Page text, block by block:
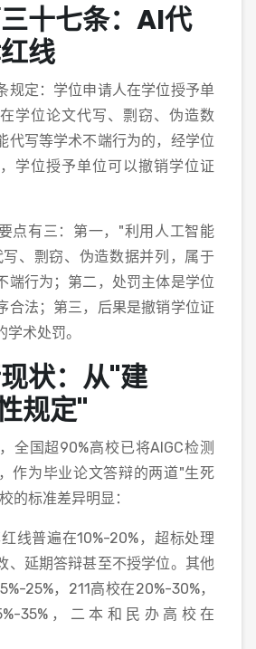
十七条：AI代
线
规定：学位申请人在学位授予单
学位论文代写、剽窃、伪造数
代写等学术不端行为的，经学位
学位授予单位可以撤销学位证
点有三：第一，"利用人工智能
、剽窃、伪造数据并列，属于
端行为；第二，处罚主体是学位
合法；第三，后果是撤销学位证
术处罚。
状：从"建
规定"
全国超90%高校已将AIGC检测
作为毕业论文答辩的两道"生死
的标准差异明显：
线普遍在10%-20%，超标处理
、延期答辩甚至不授学位。其他
25%，211高校在20%-30%，
35%，二本和民办高校在